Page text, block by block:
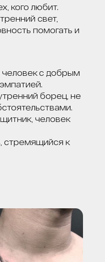
кого любит.
свет,
помогать и
человек с добрым
борец, не
человек
стремящийся к